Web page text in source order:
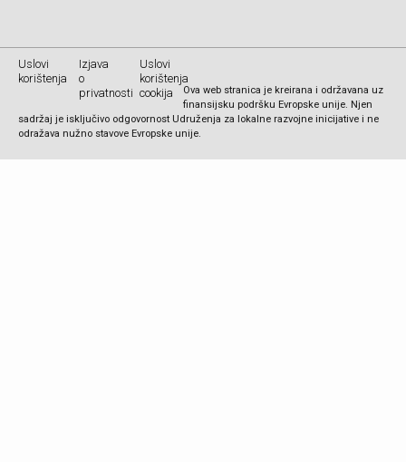
Uslovi
korištenja
Izjava
o
privatnosti
Uslovi
korištenja
cookija
Ova web stranica je kreirana i održavana uz
finansijsku podršku Evropske unije. Njen
sadržaj je isključivo odgovornost Udruženja za lokalne razvojne inicijative i ne
odražava nužno stavove Evropske unije.